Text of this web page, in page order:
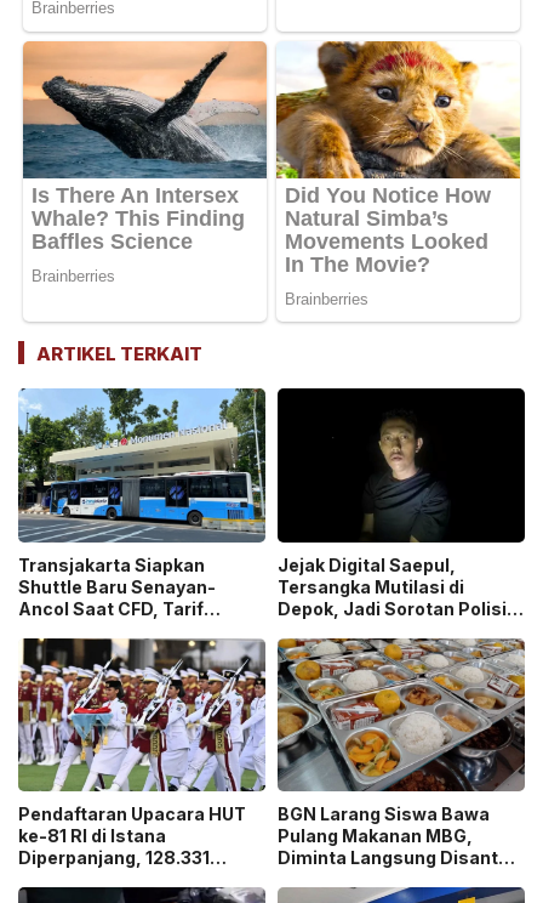
ARTIKEL TERKAIT
Transjakarta Siapkan
Shuttle Baru Senayan-
Ancol Saat CFD, Tarif
Jejak Digital Saepul,
Tersangka Mutilasi di
Depok, Jadi Sorotan Polisi
Pendaftaran Upacara HUT
ke-81 RI di Istana
Diperpanjang, 128.331
BGN Larang Siswa Bawa
Pulang Makanan MBG,
Diminta Langsung Disantap